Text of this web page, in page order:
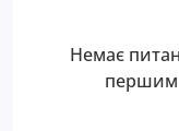
Немає
першим